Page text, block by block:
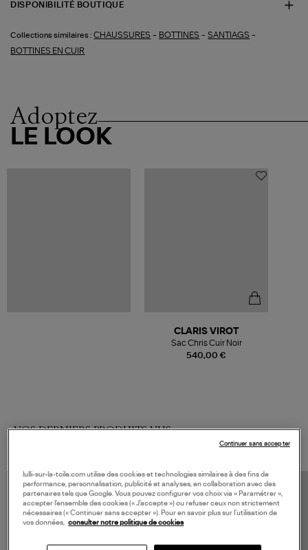
DISPONIBILITÉ BOUTIQUE
Collections similaires : CHAUSSURES - BOTTINES -SANTIAGS -
BOTTINES EN CUIR
Adoptez
LE LOOK
540,00 €
CLARIS VIROT
Sac Chris Cuir Noir
VOS DERNIERS PRODUITS VUS
lulli-sur-la-toile.com utilise des cookies et technologies similaires à des fins de
performance, personnalisation, publicité et analyses, en collaboration avec des
partenaires tels que Google. Vous pouvez configurer vos choix via « Paramétrer »,
accepter l’ensemble des cookies (« J’accepte ») ou refuser ceux non strictement
nécessaires (« Continuer sans accepter »). Pour en savoir plus sur l’utilisation de
vos données,
consulter notre politique de cookies
Continuer sans accepter